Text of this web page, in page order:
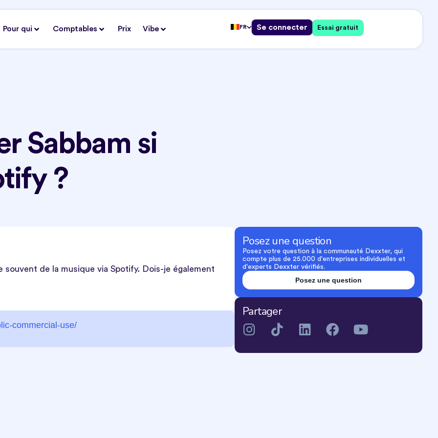
Pour qui Comptables Prix Vibe FR Se connecter Essai gratuit
Sabbam si
?
de la musique via Spotify. Dois-je également
commercial-use/
Posez une question
Posez votre question à la communauté Dexxter, qui
compte plus de 25.000 d'entreprises individuelles et
d'experts Dexxter vérifiés.
Posez une question
Partager